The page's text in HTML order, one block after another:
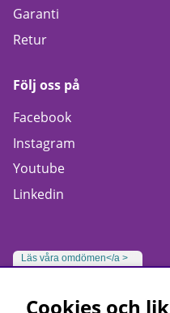
Garanti
Retur
Följ oss på
Facebook
Instagram
Youtube
Linkedin
Läs våra omdömen</a >
Cookies och